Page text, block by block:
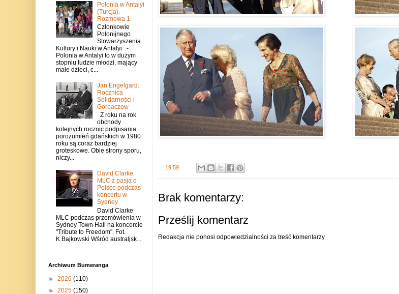
19:59
Brak komentarzy:
Prześlij komentarz
Redakcja nie ponosi odpowiedzialności za treść komentarzy
Polonia w Antalyi
(Turcja).
Rozmowa 1
Członkowie
Polonijnego
Stowarzyszenia
Kultury i Nauki w Antalyi -
Polonia w Antalyi to w dużym
stopniu ludzie młodzi, mający
małe dzieci, c...
Jan Engelgard:
Rocznica
Solidarności i
Gorbaczow
Z roku na rok
obchody
kolejnych rocznic podpisania
porozumień gdańskich w 1980
roku są coraz bardziej
groteskowe. Obie strony sporu,
niczy...
David Clarke
MLC z pasją o
Polsce podczas
koncertu w
Sydney
David Clarke
MLC podczas przemówienia w
Sydney Town Hall na koncercie
"Tribute to Freedom". Fot.
K.Bajkowski Wśród australjsk...
Archiwum Bumeranga
► 2026 (110)
► 2025 (150)